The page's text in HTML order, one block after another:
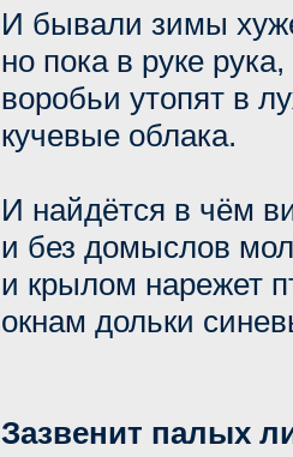
И бывали зимы
но пока в руке рука,
воробьи утопят в
кучевые облака.
И найдётся в чём
и без домыслов
и крылом нарежет
окнам дольки
Зазвенит палых